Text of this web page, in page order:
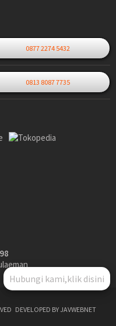
Hubungi kami,klik disini
0877 2274 5432
0813 8087 7735
DEVELOPED BY JAVWEBNET